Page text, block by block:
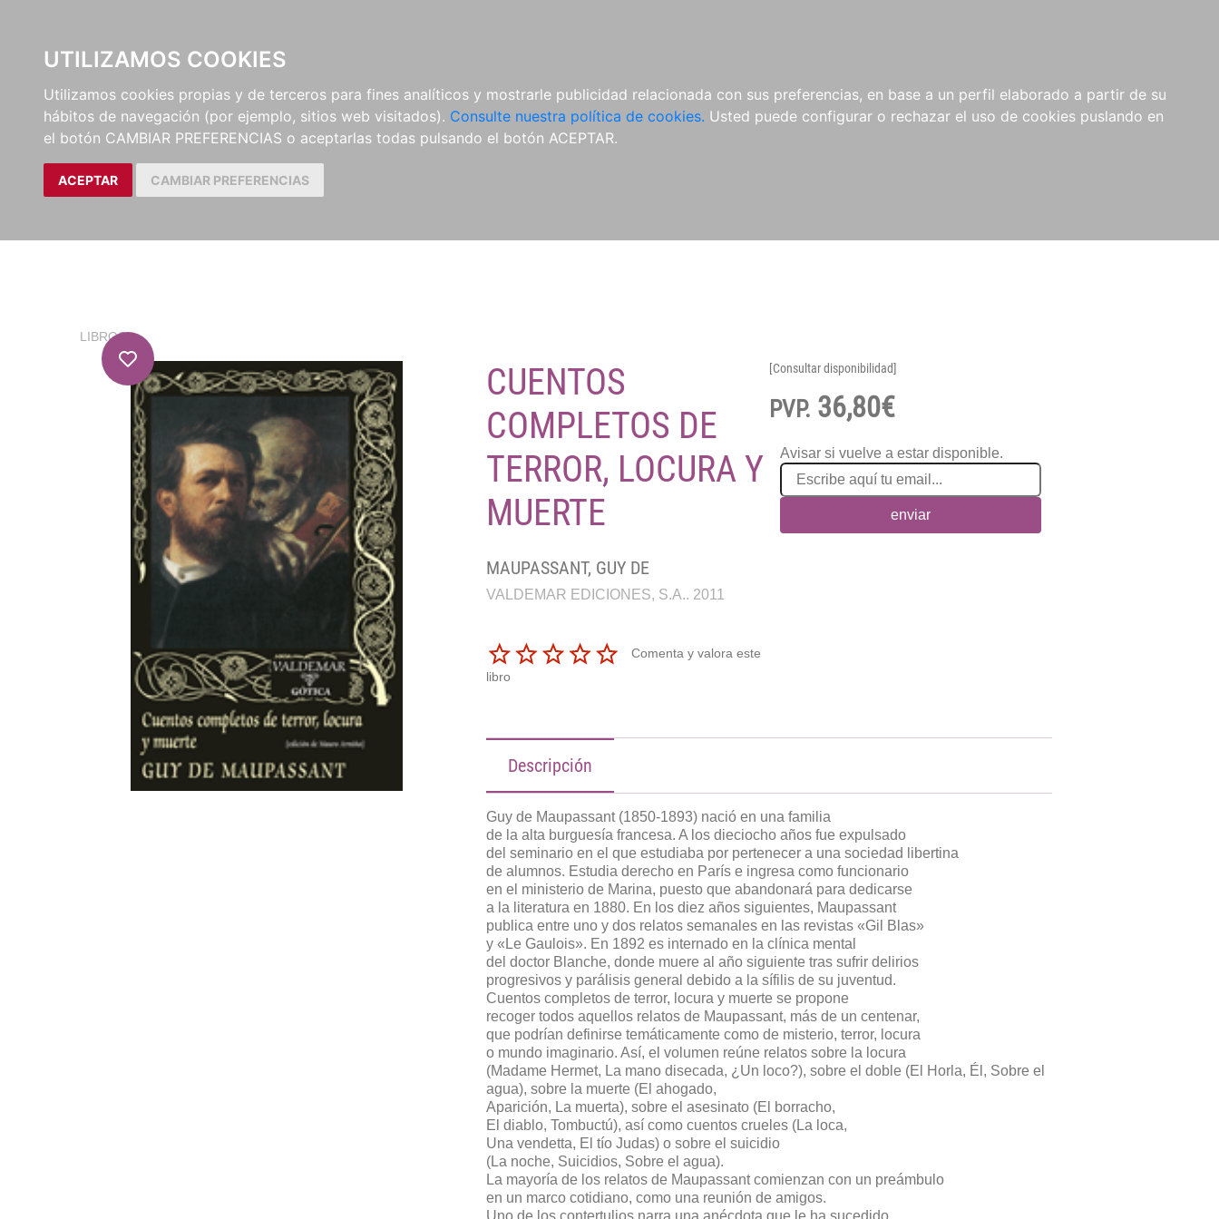
UTILIZAMOS COOKIES
Utilizamos cookies propias y de terceros para fines analíticos y mostrarle publicidad relacionada con sus preferencias, en base a un perfil elaborado a partir de su
hábitos de navegación (por ejemplo, sitios web visitados). Consulte nuestra política de cookies. Usted puede configurar o rechazar el uso de cookies puslando en
el botón CAMBIAR PREFERENCIAS o aceptarlas todas pulsando el botón ACEPTAR.
ACEPTAR CAMBIAR PREFERENCIAS
LIBROS/
CUENTOS
COMPLETOS DE
TERROR, LOCURA Y
MUERTE
MAUPASSANT, GUY DE
VALDEMAR EDICIONES, S.A.. 2011
Comenta y valora este
libro
[Consultar disponibilidad]
PVP. 36,80€
Avisar si vuelve a estar disponible.
enviar
Descripción
Guy de Maupassant (1850-1893) nació en una familia
de la alta burguesía francesa. A los dieciocho años fue expulsado
del seminario en el que estudiaba por pertenecer a una sociedad libertina
de alumnos. Estudia derecho en París e ingresa como funcionario
en el ministerio de Marina, puesto que abandonará para dedicarse
a la literatura en 1880. En los diez años siguientes, Maupassant
publica entre uno y dos relatos semanales en las revistas «Gil Blas»
y «Le Gaulois». En 1892 es internado en la clínica mental
del doctor Blanche, donde muere al año siguiente tras sufrir delirios
progresivos y parálisis general debido a la sífilis de su juventud.
Cuentos completos de terror, locura y muerte se propone
recoger todos aquellos relatos de Maupassant, más de un centenar,
que podrían definirse temáticamente como de misterio, terror, locura
o mundo imaginario. Así, el volumen reúne relatos sobre la locura
(Madame Hermet, La mano disecada, ¿Un loco?), sobre el doble (El Horla, Él, Sobre el
agua), sobre la muerte (El ahogado,
Aparición, La muerta), sobre el asesinato (El borracho,
El diablo, Tombuctú), así como cuentos crueles (La loca,
Una vendetta, El tío Judas) o sobre el suicidio
(La noche, Suicidios, Sobre el agua).
La mayoría de los relatos de Maupassant comienzan con un preámbulo
en un marco cotidiano, como una reunión de amigos.
Uno de los contertulios narra una anécdota que le ha sucedido